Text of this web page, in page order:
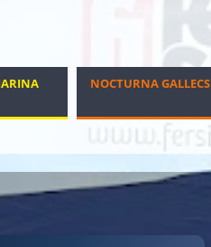
NOCTURNA GALLECS
100 CIMS